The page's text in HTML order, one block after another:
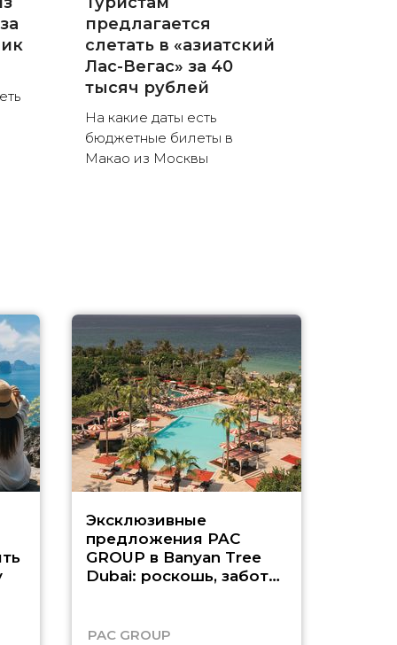
предлагается
слетать в «азиатский
Лас-Вегас» за 40
тысяч рублей
На какие даты есть
бюджетные билеты в
Макао из Москвы
Эксклюзивные
предложения PAC
GROUP в Banyan Tree
Dubai: роскошь, забота
PAC GROUP